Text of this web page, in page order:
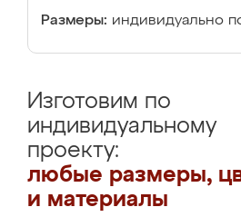
Размеры: индивидуально
Изготовим по
индивидуальному
проекту:
любые размеры,
и материалы